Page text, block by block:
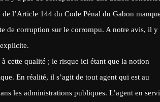
l’Article 144 du Code Pénal du Gabon
de corruption sur le corrompu. A notre avis, il y
cette qualité ; le risque ici étant que la notion
En réalité, il s’agit de tout agent qui est au
les administrations publiques. L’agent en